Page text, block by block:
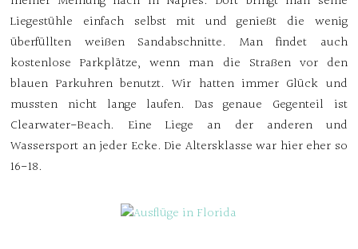
Liegestühle einfach selbst mit und genießt die wenig
überfüllten weißen Sandabschnitte. Man findet auch
kostenlose Parkplätze, wenn man die Straßen vor den
blauen Parkuhren benutzt. Wir hatten immer Glück und
mussten nicht lange laufen. Das genaue Gegenteil ist
Clearwater-Beach. Eine Liege an der anderen und
Wassersport an jeder Ecke. Die Altersklasse war hier eher so
16-18.